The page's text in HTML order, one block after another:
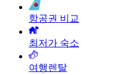
항공권 비교
최저가 숙소
여행렌탈